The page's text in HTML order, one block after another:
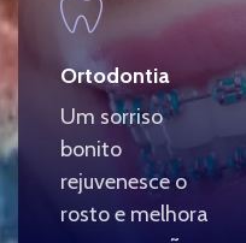
Ortodontia
Um sorriso
bonito
rejuvenesce o
rosto e melhora